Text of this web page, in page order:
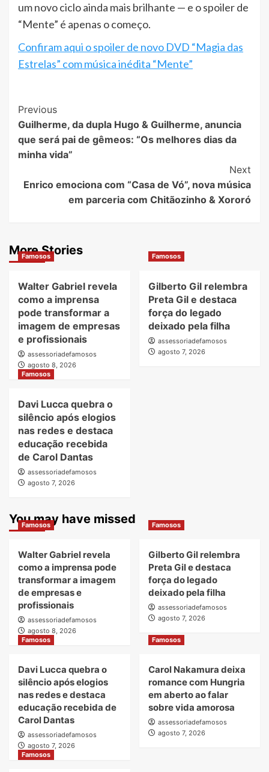
um novo ciclo ainda mais brilhante — e o spoiler de
“Mente” é apenas o começo.
Confiram aqui o spoiler de novo DVD “Magia das
Estrelas” com música inédita “Mente”
Post
Navigation
Previous
Guilherme, da dupla Hugo & Guilherme, anuncia
que será pai de gêmeos: “Os melhores dias da
minha vida”
Next
Enrico emociona com “Casa de Vó”, nova música
em parceria com Chitãozinho & Xororó
More Stories
Famosos
Walter Gabriel revela
como a imprensa
pode transformar a
imagem de empresas
e profissionais
assessoriadefamosos
agosto 8, 2026
Famosos
Gilberto Gil relembra
Preta Gil e destaca
força do legado
deixado pela filha
assessoriadefamosos
agosto 7, 2026
Famosos
Davi Lucca quebra o
silêncio após elogios
nas redes e destaca
educação recebida
de Carol Dantas
assessoriadefamosos
agosto 7, 2026
You may have missed
Famosos
Walter Gabriel revela
como a imprensa pode
transformar a imagem
de empresas e
profissionais
assessoriadefamosos
agosto 8, 2026
Famosos
Gilberto Gil relembra
Preta Gil e destaca
força do legado
deixado pela filha
assessoriadefamosos
agosto 7, 2026
Famosos
Davi Lucca quebra o
silêncio após elogios
nas redes e destaca
educação recebida de
Carol Dantas
assessoriadefamosos
agosto 7, 2026
Famosos
Carol Nakamura deixa
romance com Hungria
em aberto ao falar
sobre vida amorosa
assessoriadefamosos
agosto 7, 2026
Famosos